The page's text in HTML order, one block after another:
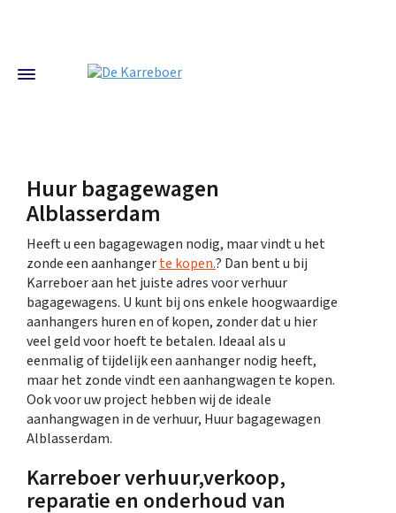
Huur bagagewagen
Alblasserdam
Heeft u een bagagewagen nodig, maar vindt u het
zonde een aanhangerte kopen.? Dan bent u bij
Karreboer aan het juiste adres voor verhuur
bagagewagens. U kunt bij ons enkele hoogwaardige
aanhangers huren en of kopen, zonder dat u hier
veel geld voor hoeft te betalen. Ideaal als u
eenmalig of tijdelijk een aanhanger nodig heeft,
maar het zonde vindt een aanhangwagen te kopen.
Ook voor uw project hebben wij de ideale
aanhangwagen in de verhuur, Huur bagagewagen
Alblasserdam.
Karreboer verhuur,verkoop,
reparatie en onderhoud van